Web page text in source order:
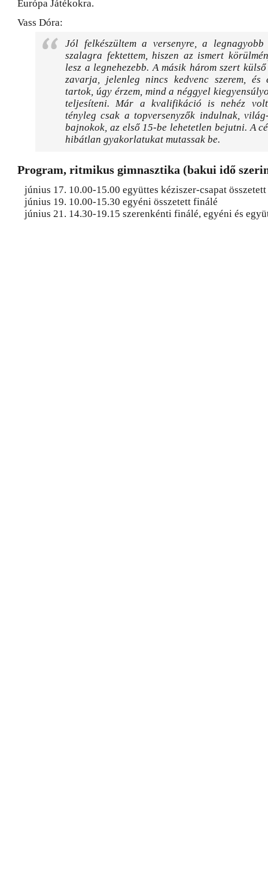
Európa Játékokra.
Vass Dóra:
Jól felkészültem a versenyre, a
szalagra fektettem, hiszen az ismert
lesz a legnehezebb. A másik három szert
zavarja, jelenleg nincs kedvenc szerem, és
tartok, úgy érzem, mind a néggyel
teljesíteni. Már a kvalifikáció is nehéz
tényleg csak a topversenyzők indulnak,
bajnokok, az első 15-be lehetetlen bejutni. A
hibátlan gyakorlatukat mutassak be.
Program, ritmikus gimnasztika (bakui idő
június 17. 10.00-15.00 együttes kéziszer-csapat
június 19. 10.00-15.30 egyéni összetett finálé
június 21. 14.30-19.15 szerenkénti finálé, egyéni és